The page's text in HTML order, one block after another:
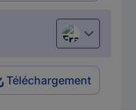
Français
Téléchargement